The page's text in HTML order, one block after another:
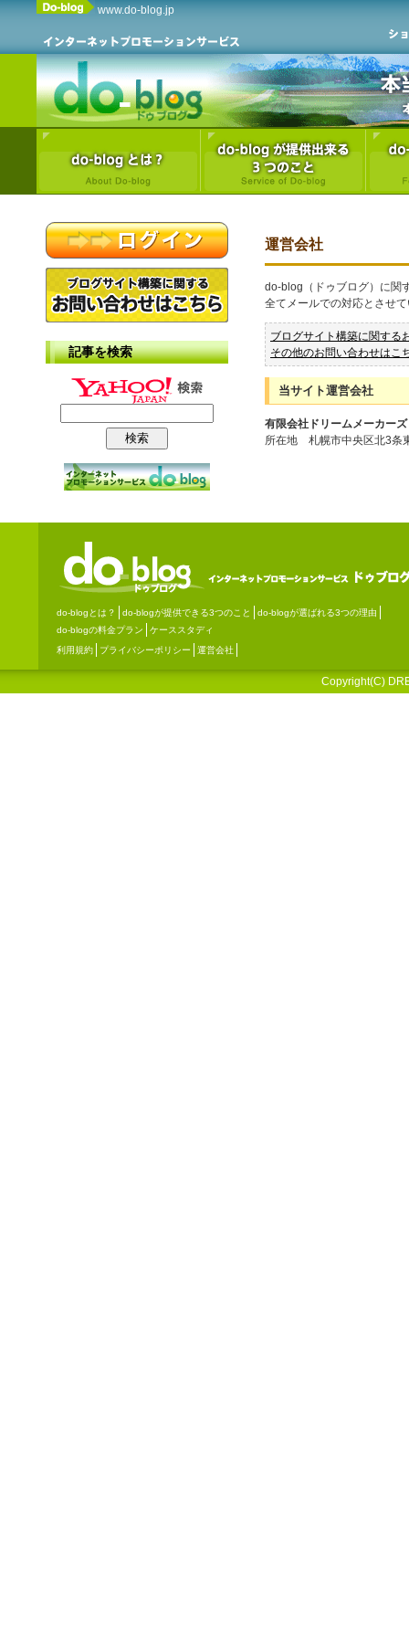
www.do-blog.jp
運営会社
do-blog（ドゥブログ）に関
全てメールでの対応とさせ
ブログサイト構築に関する
その他のお問い合わせはこ
当サイト運営会社
有限会社ドリームメーカーズ
所在地 札幌市中央区北3条
記事を検索
do-blogとは？ do-blogが提供できる3つのこと
do-blogが選ばれる3つの理由
do-blogの料金プラン
ケーススタディ
利用規約
プライバシーポリシー 運営会社
Copyright(C)